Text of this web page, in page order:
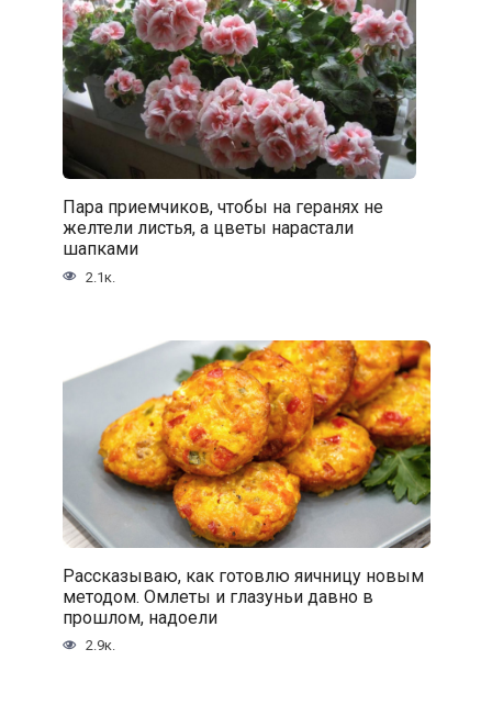
Пара приемчиков, чтобы на геранях не
желтели листья, а цветы нарастали
шапками
2.1к.
Рассказываю, как готовлю яичницу новым
методом. Омлеты и глазуньи давно в
прошлом, надоели
2.9к.